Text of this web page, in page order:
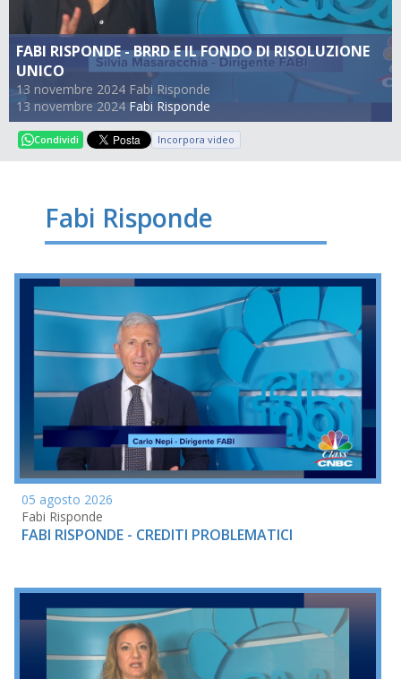
FABI RISPONDE - BRRD E IL FONDO DI RISOLUZIONE
UNICO
13 novembre 2024 Fabi Risponde
13 novembre 2024 Fabi Risponde
Condividi Incorpora video
Fabi Risponde
05 agosto 2026
Fabi Risponde
FABI RISPONDE - CREDITI PROBLEMATICI